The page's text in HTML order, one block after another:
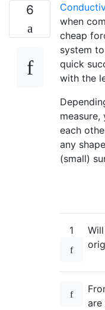
6
when
cheap
system
quick
with the
measure,
each
any
(small)
1
are